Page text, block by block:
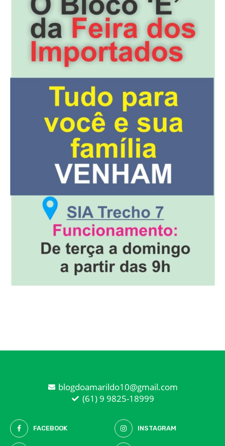
blogdoamarildo10@gmail.com
(61) 9 9825-18999
FACEBOOK INSTAGRAM